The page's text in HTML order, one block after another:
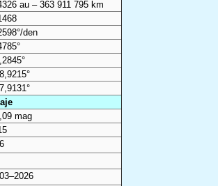
au – 363 911 795 km
den
mag